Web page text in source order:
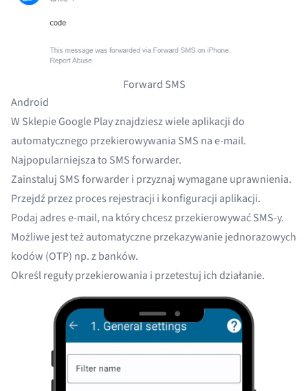
Forward SMS
Android
W Sklepie Google Play znajdziesz wiele aplikacji do
automatycznego przekierowywania SMS na e-mail.
Najpopularniejsza to SMS forwarder.
Zainstaluj SMS forwarder i przyznaj wymagane uprawnienia.
Przejdź przez proces rejestracji i konfiguracji aplikacji.
Podaj adres e-mail, na który chcesz przekierowywać SMS-y.
Możliwe jest też automatyczne przekazywanie jednorazowych
kodów (OTP) np. z banków.
Określ reguły przekierowania i przetestuj ich działanie.